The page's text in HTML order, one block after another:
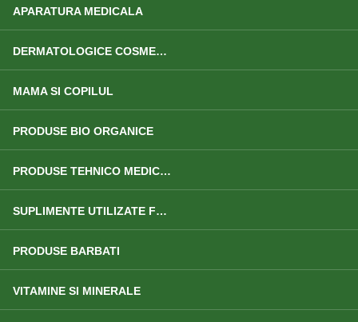
APARATURA MEDICALA
DERMATOLOGICE COSMETICE
MAMA SI COPILUL
PRODUSE BIO ORGANICE
PRODUSE TEHNICO MEDICALE
SUPLIMENTE UTILIZATE FRECVENT
PRODUSE BARBATI
VITAMINE SI MINERALE